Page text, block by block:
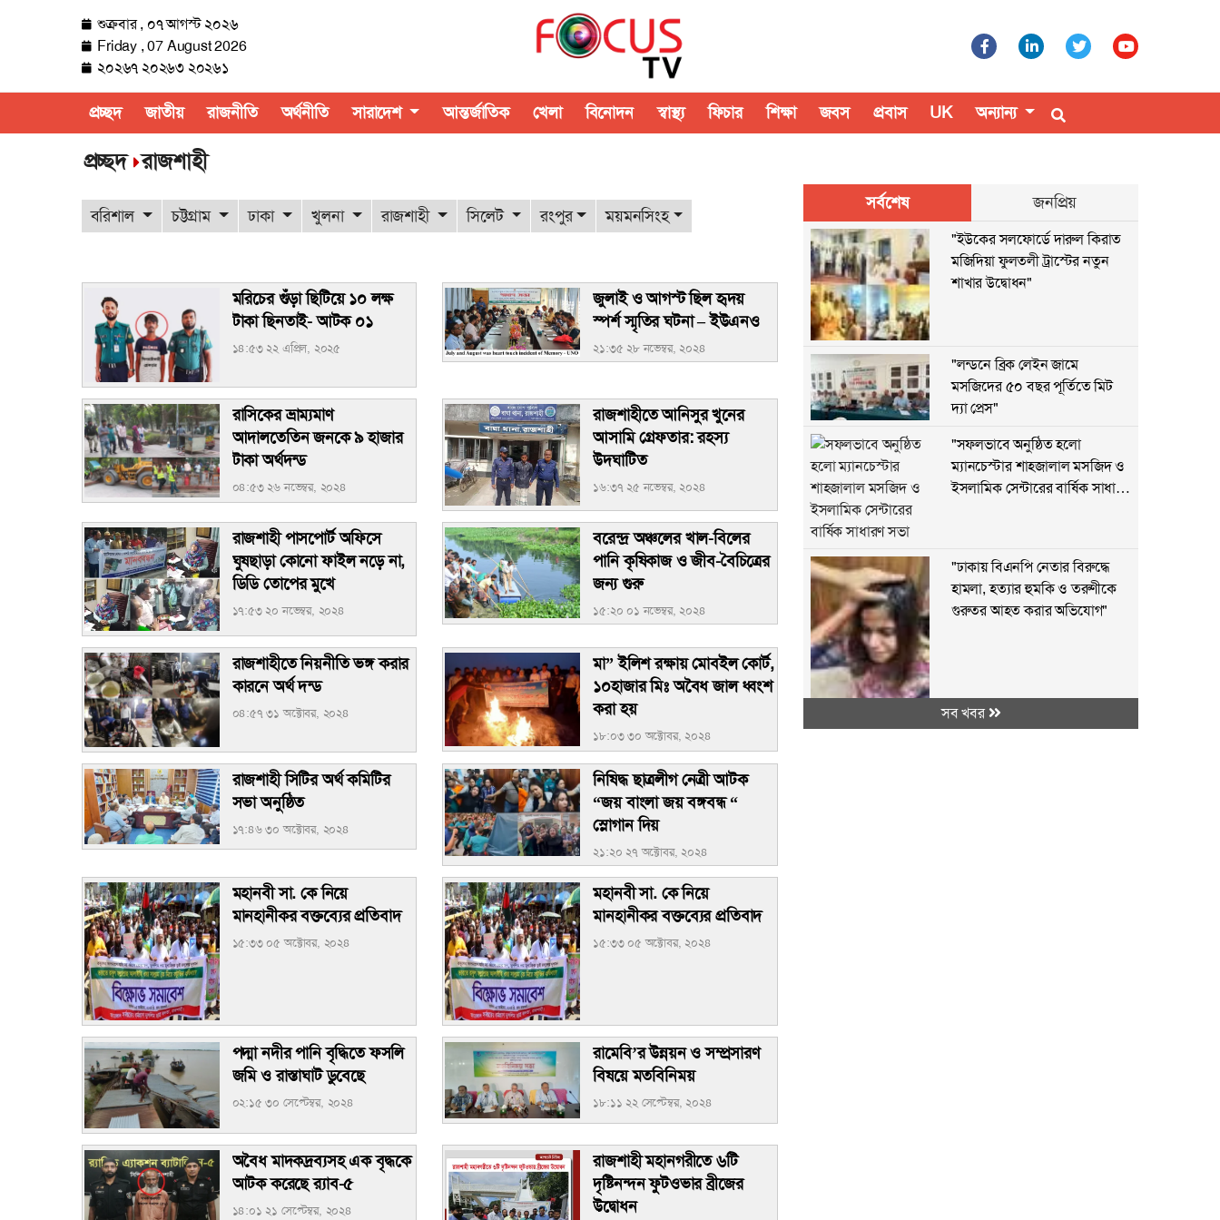
শুক্রবার , ০৭ আগস্ট ২০২৬
Friday , 07 August 2026
২০২৬৭ ২০২৬৩ ২০২৬১
প্রচ্ছদ জাতীয় রাজনীতি অর্থনীতি সারাদেশ আন্তর্জাতিক খেলা বিনোদন স্বাস্থ্য ফিচার শিক্ষা জবস প্রবাস UK অন্যান্য
প্রচ্ছদ রাজশাহী
বরিশাল চট্টগ্রাম ঢাকা খুলনা রাজশাহী সিলেট রংপুর ময়মনসিংহ
মরিচের গুঁড়া ছিটিয়ে ১০ লক্ষ
টাকা ছিনতাই- আটক ০১
১৪:৫৩ ২২ এপ্রিল, ২০২৫
জুলাই ও আগস্ট ছিল হৃদয়
স্পর্শ স্মৃতির ঘটনা – ইউএনও
২১:৩৫ ২৮ নভেম্বর, ২০২৪
রাসিকের ভ্রাম্যমাণ
আদালতেতিন জনকে ৯ হাজার
টাকা অর্থদন্ড
০৪:৫৩ ২৬ নভেম্বর, ২০২৪
রাজশাহীতে আনিসুর খুনের
আসামি গ্রেফতার: রহস্য
উদঘাটিত
১৬:৩৭ ২৫ নভেম্বর, ২০২৪
রাজশাহী পাসপোর্ট অফিসে
ঘুষছাড়া কোনো ফাইল নড়ে না,
ডিডি তোপের মুখে
১৭:৫৩ ২০ নভেম্বর, ২০২৪
বরেন্দ্র অঞ্চলের খাল-বিলের
পানি কৃষিকাজ ও জীব-বৈচিত্রের
জন্য গুরু
১৫:২০ ০১ নভেম্বর, ২০২৪
রাজশাহীতে নিয়নীতি ভঙ্গ করার
কারনে অর্থ দন্ড
০৪:৫৭ ৩১ অক্টোবর, ২০২৪
মা” ইলিশ রক্ষায় মোবইল কোর্ট,
১০হাজার মিঃ অবৈধ জাল ধ্বংশ
করা হয়
১৮:০৩ ৩০ অক্টোবর, ২০২৪
রাজশাহী সিটির অর্থ কমিটির
সভা অনুষ্ঠিত
১৭:৪৬ ৩০ অক্টোবর, ২০২৪
নিষিদ্ধ ছাত্রলীগ নেত্রী আটক
“জয় বাংলা জয় বঙ্গবন্ধ “
স্লোগান দিয়
২১:২০ ২৭ অক্টোবর, ২০২৪
মহানবী সা. কে নিয়ে
মানহানীকর বক্তব্যের প্রতিবাদ
১৫:৩৩ ০৫ অক্টোবর, ২০২৪
মহানবী সা. কে নিয়ে
মানহানীকর বক্তব্যের প্রতিবাদ
১৫:৩৩ ০৫ অক্টোবর, ২০২৪
পদ্মা নদীর পানি বৃদ্ধিতে ফসলি
জমি ও রাস্তাঘাট ডুবেছে
০২:১৫ ৩০ সেপ্টেম্বর, ২০২৪
রামেবি’র উন্নয়ন ও সম্প্রসারণ
বিষয়ে মতবিনিময়
১৮:১১ ২২ সেপ্টেম্বর, ২০২৪
অবৈধ মাদকদ্রব্যসহ এক বৃদ্ধকে
আটক করেছে র‌্যাব-৫
১৪:০১ ২১ সেপ্টেম্বর, ২০২৪
রাজশাহী মহানগরীতে ৬টি
দৃষ্টিনন্দন ফুটওভার ব্রীজের
উদ্বোধন
সর্বশেষ জনপ্রিয়
"ইউকের সলফোর্ডে দারুল কিরাত
মজিদিয়া ফুলতলী ট্রাস্টের নতুন
শাখার উদ্বোধন"
"লন্ডনে ব্রিক লেইন জামে
মসজিদের ৫০ বছর পূর্তিতে মিট
দ‍্যা প্রেস"
"সফলভাবে অনুষ্ঠিত হলো
ম্যানচেস্টার শাহজালাল মসজিদ ও
ইসলামিক সেন্টারের বার্ষিক সাধারণ
"ঢাকায় বিএনপি নেতার বিরুদ্ধে
হামলা, হত্যার হুমকি ও তরুণীকে
গুরুতর আহত করার অভিযোগ"
সব খবর